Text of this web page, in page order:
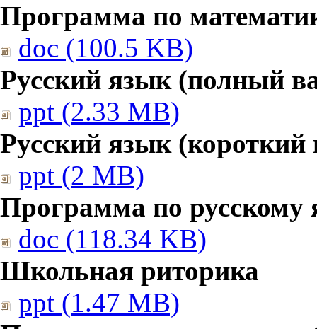
Программа по
doc (100.5 KB)
Русский язык (полный
ppt (2.33 MB)
Русский язык (короткий
ppt (2 MB)
Программа по русскому
doc (118.34 KB)
Школьная риторика
ppt (1.47 MB)